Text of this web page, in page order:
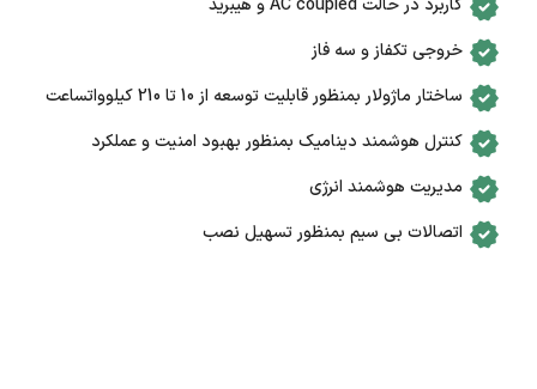
کاربرد در حالت AC coupled و هیبرید
خروجی تکفاز و سه فاز
ساختار ماژولار بمنظور قابلیت توسعه از 10 تا 210 کیلوواتساعت
کنترل هوشمند دینامیک بمنظور بهبود امنیت و عملکرد
مدیریت هوشمند انرژی
اتصالات بی سیم بمنظور تسهیل نصب